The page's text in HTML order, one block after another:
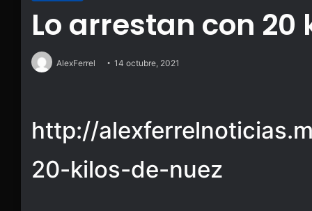
Lo arrestan con 20
AlexFerrel 14 octubre, 2021
http://
20-kilos-de-nuez